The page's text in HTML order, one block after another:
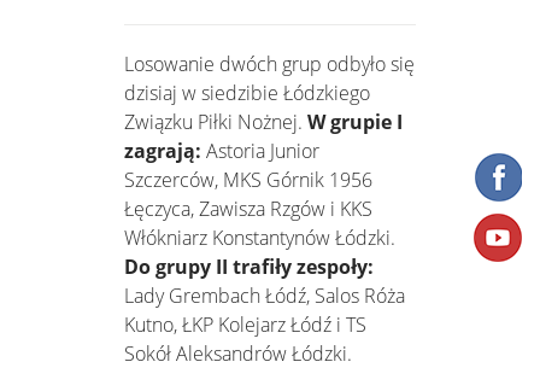
Losowanie dwóch grup odbyło się
dzisiaj w siedzibie Łódzkiego
Związku Piłki Nożnej. W grupie I
zagrają: Astoria Junior
Szczerców, MKS Górnik 1956
Łęczyca, Zawisza Rzgów i KKS
Włókniarz Konstantynów Łódzki.
Do grupy II trafiły zespoły:
Lady Grembach Łódź, Salos Róża
Kutno, ŁKP Kolejarz Łódź i TS
Sokół Aleksandrów Łódzki.